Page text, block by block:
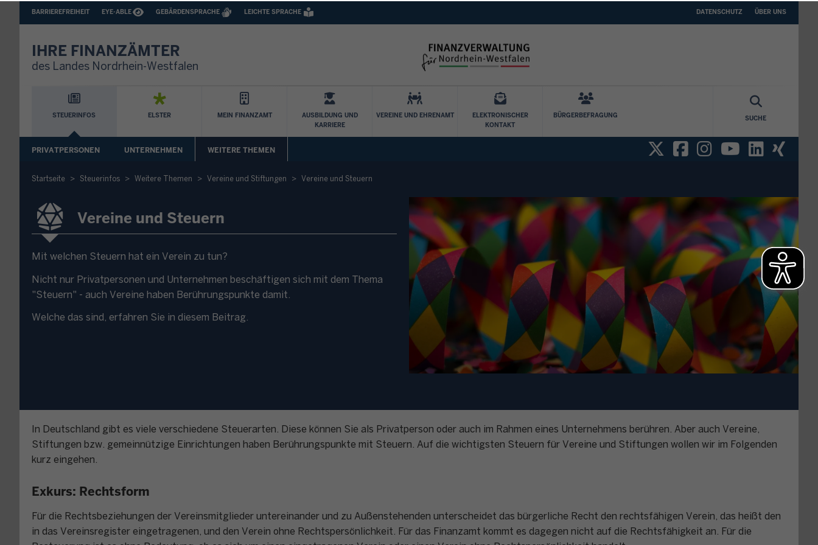
BARRIEREFREIHEIT SPRACHEN
EYE-ABLE GEBÄRDENSPRACHE LEICHTE SPRACHE
DATENSCHUTZ
UNS
ÜBER UNS
IHRE FINANZÄMTER
des Landes Nordrhein-Westfalen
Hauptnavigation
STEUERINFOS ELSTER MEIN FINANZAMT
AUSBILDUNG UND
KARRIERE
VEREINE UND EHRENAMT
ELEKTRONISCHER
KONTAKT
BÜRGERBEFRAGUNG SUCHE
PRIVATPERSONEN UNTERNEHMEN WEITERE THEMEN Twitter
Facebook
Instagram
YouTube
Startseite Steuerinfos Weitere Themen Vereine und Stiftungen Vereine und Steuern
Vereine und Steuern
Mit welchen Steuern hat ein Verein zu tun?
Nicht nur Privatpersonen und Unternehmen beschäftigen sich mit dem Thema
"Steuern" - auch Vereine haben Berührungspunkte damit.
Welche das sind, erfahren Sie in diesem Beitrag.
In Deutschland gibt es viele verschiedene Steuerarten. Diese können Sie als Privatperson oder auch im Rahmen eines Unternehmens berühren. Aber auch Vereine,
Stiftungen bzw. gemeinnützige Einrichtungen haben Berührungspunkte mit Steuern. Auf die wichtigsten Steuern für Vereine und Stiftungen wollen wir im Folgenden
kurz eingehen.
Exkurs: Rechtsform
Für die Rechtsbeziehungen der Vereinsmitglieder untereinander und zu Außenstehenden unterscheidet das bürgerliche Recht den rechtsfähigen Verein, das heißt den
in das Vereinsregister eingetragenen, und den Verein ohne Rechtspersönlichkeit. Für das Finanzamt kommt es dagegen nicht auf die Rechtsfähigkeit an. Für die